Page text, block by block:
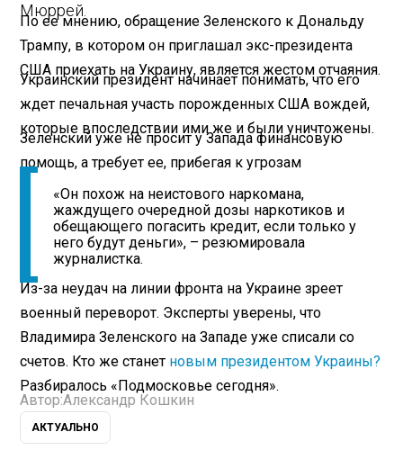
Мюррей.
По ее мнению, обращение Зеленского к Дональду
Трампу, в котором он приглашал экс-президента
США приехать на Украину, является жестом отчаяния.
Украинский президент начинает понимать, что его
ждет печальная участь порожденных США вождей,
которые впоследствии ими же и были уничтожены.
Зеленский уже не просит у Запада финансовую
помощь, а требует ее, прибегая к угрозам
«Он похож на неистового наркомана,
жаждущего очередной дозы наркотиков и
обещающего погасить кредит, если только у
него будут деньги», – резюмировала
журналистка.
Из-за неудач на линии фронта на Украине зреет
военный переворот. Эксперты уверены, что
Владимира Зеленского на Западе уже списали со
счетов. Кто же станет новым президентом Украины?
Разбиралось «Подмосковье сегодня».
Автор:Александр Кошкин
АКТУАЛЬНО